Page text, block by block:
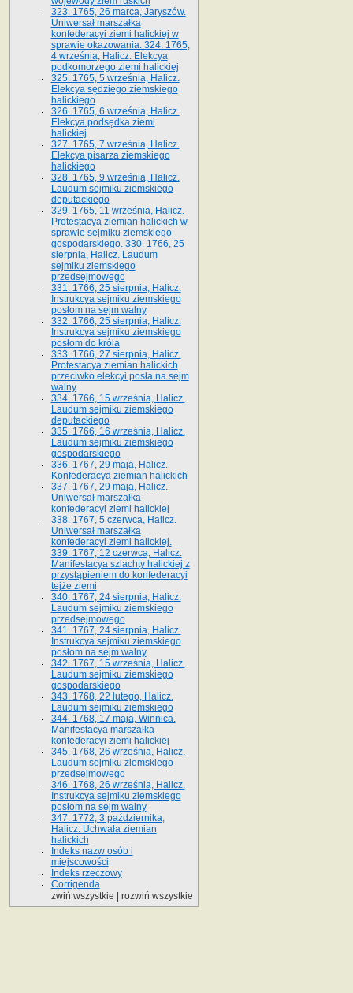
323. 1765, 26 marca, Jaryszów.
Uniwersał marszałka
konfederacyi ziemi halickiej w
sprawie okazowania. 324. 1765,
4 września, Halicz. Elekcya
podkomorzego ziemi halickiej
325. 1765, 5 września, Halicz.
Elekcya sędziego ziemskiego
halickiego
326. 1765, 6 września, Halicz.
Elekcya podsędka ziemi
halickiej
327. 1765, 7 września, Halicz.
Elekcya pisarza ziemskiego
halickiego
328. 1765, 9 września, Halicz.
Laudum sejmiku ziemskiego
deputackiego
329. 1765, 11 września, Halicz.
Protestacya ziemian halickich w
sprawie sejmiku ziemskiego
gospodarskiego. 330. 1766, 25
sierpnia, Halicz. Laudum
sejmiku ziemskiego
przedsejmowego
331. 1766, 25 sierpnia, Halicz.
Instrukcya sejmiku ziemskiego
posłom na sejm walny
332. 1766, 25 sierpnia, Halicz.
Instrukcya sejmiku ziemskiego
posłom do króla
333. 1766, 27 sierpnia, Halicz.
Protestacya ziemian halickich
przeciwko elekcyi posła na sejm
walny
334. 1766, 15 września, Halicz.
Laudum sejmiku ziemskiego
deputackiego
335. 1766, 16 września, Halicz.
Laudum sejmiku ziemskiego
gospodarskiego
336. 1767, 29 maja, Halicz.
Konfederacya ziemian halickich
337. 1767, 29 maja, Halicz.
Uniwersał marszałka
konfederacyi ziemi halickiej
338. 1767, 5 czerwca, Halicz.
Uniwersał marszałka
konfederacyi ziemi halickiej.
339. 1767, 12 czerwca, Halicz.
Manifestacya szlachty halickiej z
przystąpieniem do konfederacyi
tejże ziemi
340. 1767, 24 sierpnia, Halicz.
Laudum sejmiku ziemskiego
przedsejmowego
341. 1767, 24 sierpnia, Halicz.
Instrukcya sejmiku ziemskiego
posłom na sejm walny
342. 1767, 15 września, Halicz.
Laudum sejmiku ziemskiego
gospodarskiego
343. 1768, 22 lutego, Halicz.
Laudum sejmiku ziemskiego
344. 1768, 17 maja, Winnica.
Manifestacya marszałka
konfederacyi ziemi halickiej
345. 1768, 26 września, Halicz.
Laudum sejmiku ziemskiego
przedsejmowego
346. 1768, 26 września, Halicz.
Instrukcya sejmiku ziemskiego
posłom na sejm walny
347. 1772, 3 października,
Halicz. Uchwała ziemian
halickich
Indeks nazw osób i
miejscowości
Indeks rzeczowy
Corrigenda
zwiń wszystkie
rozwiń wszystkie